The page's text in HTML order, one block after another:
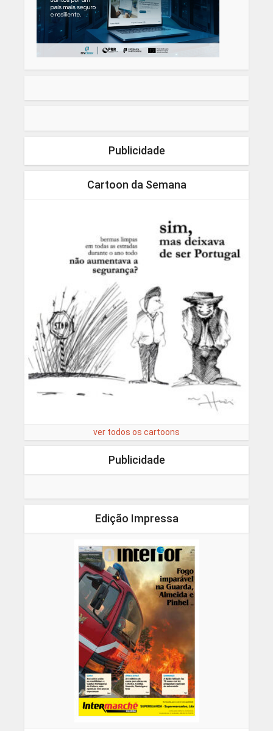
Publicidade
Cartoon da Semana
ver todos os cartoons
Publicidade
Edição Impressa